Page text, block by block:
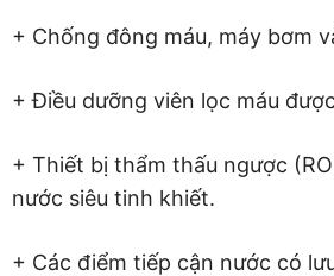
+ Chống đông máu, máy bơm
+ Điều dưỡng viên lọc máu
+ Thiết bị thẩm thấu ngược
nước siêu tinh khiết.
+ Các điểm tiếp cận nước có